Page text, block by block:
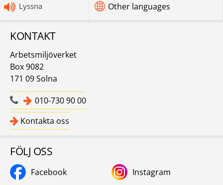
Lyssna Other languages
KONTAKT
Arbetsmiljöverket
Box 9082
171 09 Solna
010-730 90 00
Kontakta oss
FÖLJ OSS
Facebook
Instagram